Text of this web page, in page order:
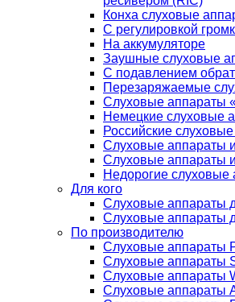
Конха слуховые
С регулировкой
На аккумуляторе
Заушные слуховые
C подавлением
Перезаряжаемые
Слуховые аппараты
Немецкие слуховые
Российские
Слуховые аппараты
Слуховые аппараты
Недорогие слуховые
Для кого
Слуховые аппараты
Слуховые аппараты
По производителю
Слуховые аппараты
Слуховые аппараты
Слуховые аппараты
Слуховые аппараты